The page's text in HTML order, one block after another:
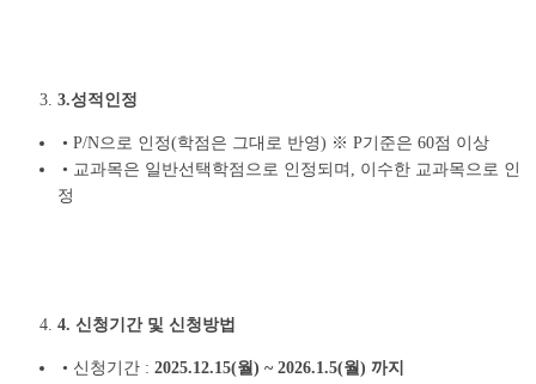
3.성적인정
• P/N으로 인정(학점은 그대로 반영) ※ P기준은 60점 이상
• 교과목은 일반선택학점으로 인정되며, 이수한 교과목으로 인
정
4. 신청기간 및 신청방법
• 신청기간 : 2025.12.15(월) ~ 2026.1.5(월) 까지